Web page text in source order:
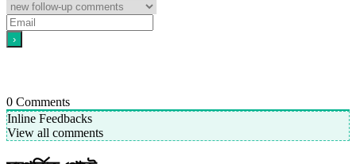
0 Comments
Inline Feedbacks
View all comments